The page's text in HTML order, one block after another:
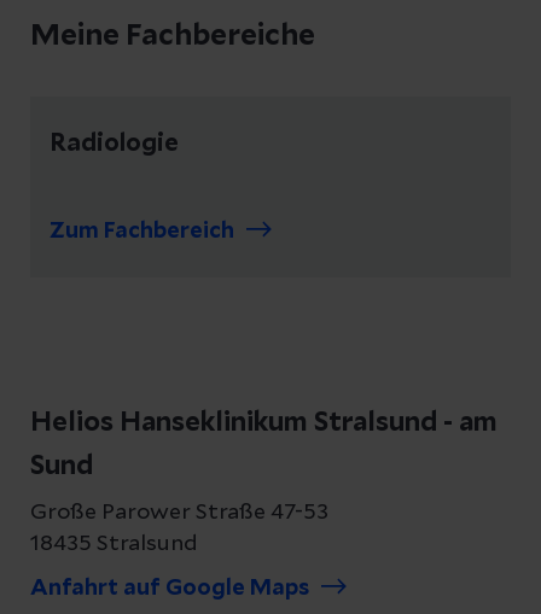
Meine Fachbereiche
Radiologie
Zum Fachbereich
Helios Hanseklinikum Stralsund - am
Sund
Große Parower Straße 47-53
18435 Stralsund
Anfahrt auf Google Maps